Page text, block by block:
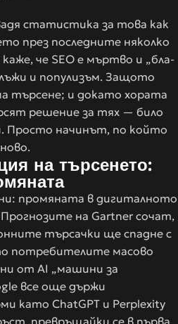
статистика за това как
през последните няколко
че SEO е мъртво и „бла-
и популизъм. Защото
търсене; и докато хората
решение за тях — било
Просто начинът, по който
на търсенето:
промяната в дигиталното
на Gartner сочат,
търсачки ще спадне с
потребителите масово
от AI „машини за
все още държи
като ChatGPT и Perplexity
превръщайки се в първа